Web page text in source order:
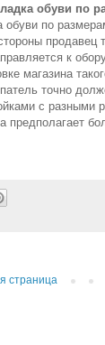
обуви по
по
продавец
к
магазина
точно
с разными
предполагает
страница